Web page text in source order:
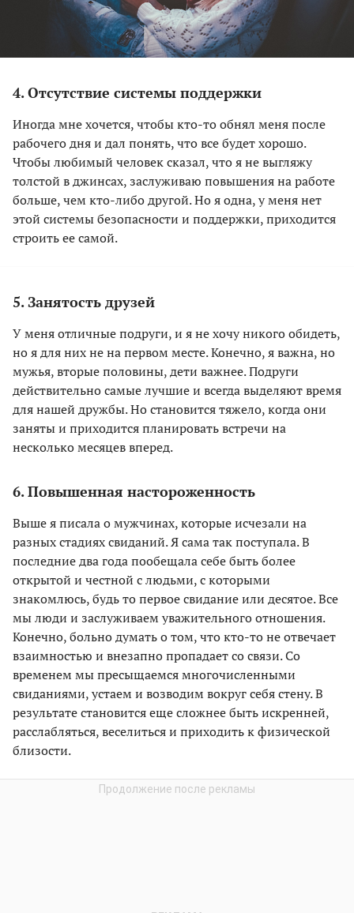
4. Отсутствие системы поддержки
Иногда мне хочется, чтобы кто-то обнял меня после
рабочего дня и дал понять, что все будет хорошо.
Чтобы любимый человек сказал, что я не выгляжу
толстой в джинсах, заслуживаю повышения на работе
больше, чем кто-либо другой. Но я одна, у меня нет
этой системы безопасности и поддержки, приходится
строить ее самой.
5. Занятость друзей
У меня отличные подруги, и я не хочу никого обидеть,
но я для них не на первом месте. Конечно, я важна, но
мужья, вторые половины, дети важнее. Подруги
действительно самые лучшие и всегда выделяют время
для нашей дружбы. Но становится тяжело, когда они
заняты и приходится планировать встречи на
несколько месяцев вперед.
6. Повышенная настороженность
Выше я писала о мужчинах, которые исчезали на
разных стадиях свиданий. Я сама так поступала. В
последние два года пообещала себе быть более
открытой и честной с людьми, с которыми
знакомлюсь, будь то первое свидание или десятое. Все
мы люди и заслуживаем уважительного отношения.
Конечно, больно думать о том, что кто-то не отвечает
взаимностью и внезапно пропадает со связи. Со
временем мы пресыщаемся многочисленными
свиданиями, устаем и возводим вокруг себя стену. В
результате становится еще сложнее быть искренней,
расслабляться, веселиться и приходить к физической
близости.